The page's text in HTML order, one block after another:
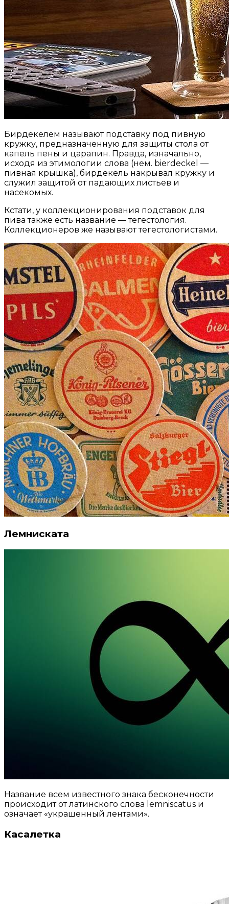
Бирдекелем называют подставку под пивную
кружку, предназначенную для защиты стола от
капель пены и царапин. Правда, изначально,
исходя из этимологии слова (нем. bierdeckel —
пивная крышка), бирдекель накрывал кружку и
служил защитой от падающих листьев и
насекомых.
Кстати, у коллекционирования подставок для
пива также есть название — тегестология.
Коллекционеров же называют тегестологистами.
Лемниската
Название всем известного знака бесконечности
происходит от латинского слова lemniscatus и
означает «украшенный лентами».
Касалетка